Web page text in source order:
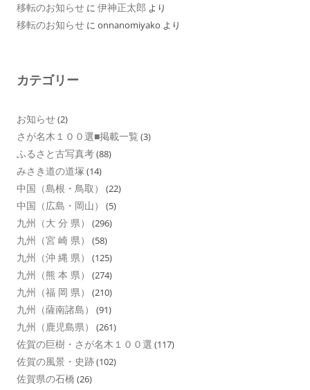
移転のお知らせ に 伊神正太郎 より
移転のお知らせ に onnanomiyako より
カテゴリー
お知らせ(2)
さが名木１００選■掲載一覧 (3)
ふるさと古写真考(88)
みさき道の道塚 (14)
中国（島根・鳥取） (22)
中国（広島・岡山） (5)
九州（大 分 県） (296)
九州（宮 崎 県） (58)
九州（沖 縄 県） (125)
九州（熊 本 県） (274)
九州（福 岡 県） (210)
九州（薩南諸島） (91)
九州（鹿児島県） (261)
佐賀の巨樹・さが名木１００選 (117)
佐賀の風景・史跡(102)
佐賀県の石橋 (26)